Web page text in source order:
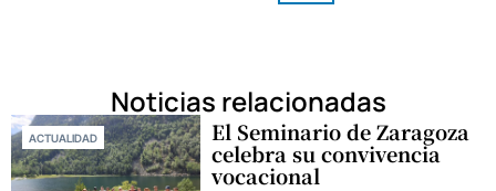
Noticias relacionadas
ACTUALIDAD El Seminario de Zaragoza
celebra su convivencia
vocacional